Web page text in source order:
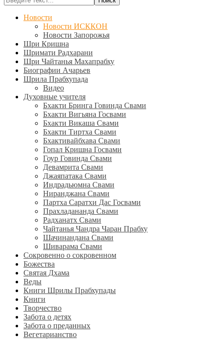
Новости
Новости ИСККОН
Новости Запорожья
Шри Кришна
Шримати Радхарани
Шри Чайтанья Махапрабху
Биографии Ачарьев
Шрила Прабхупада
Видео
Духовные учителя
Бхакти Бринга Говинда Свами
Бхакти Вигьяна Госвами
Бхакти Викаша Свами
Бхакти Тиртха Свами
Бхактивайбхава Свами
Гопал Кришна Госвами
Гоур Говинда Свами
Девамрита Свами
Джаяпатака Свами
Индрадьюмна Свами
Ниранджана Свами
Партха Саратхи Дас Госвами
Прахладананда Свами
Радханатх Свами
Чайтанья Чандра Чаран Прабху
Шачинандана Свами
Шиварама Свами
Сокровенно о сокровенном
Божества
Святая Дхама
Веды
Книги Шрилы Прабхупады
Книги
Творчество
Забота о детях
Забота о преданных
Вегетарианство